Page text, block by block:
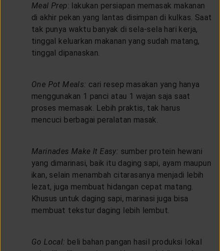
Meal Prep: lakukan persiapan memasak makanan
di akhir pekan yang lantas disimpan di kulkas. Saat
tak punya waktu banyak di sela-sela hari kerja,
tinggal keluarkan makanan yang sudah matang,
tinggal dipanaskan.
One Pot Meals: cari resep masakan yang hanya
menggunakan 1 panci atau 1 wajan saja saat
proses memasak. Lebih praktis, tak harus
mencuci berbagai peralatan masak.
Marinades Make It Easy: sumber protein hewani
yang dimarinasi, baik itu daging sapi, ayam maupun
ikan, selain menambah citarasanya menjadi lebih
lezat, juga membuat hidangan cepat matang.
Khusus untuk daging sapi, marinasi juga bisa
membuat tekstur daging lebih lembut.
Go Local: beli bahan pangan hasil produksi lokal